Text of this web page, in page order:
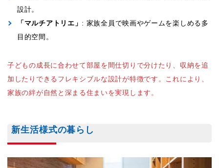
設計。
「マルチアトリエ」 : 家族全員で映画やゲームを楽しめる多
目的空間。
子どもの成長に合わせて部屋を間仕切りで分けたり、収納を追
加したりできるフレキシブルな設計が特徴です。これにより、
家族の絆が自然と深まる住まいを実現します。
新生活様式の暮らし